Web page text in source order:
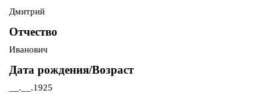
Дмитрий
Отчество
Иванович
Дата рождения/Возраст
__.__.1925